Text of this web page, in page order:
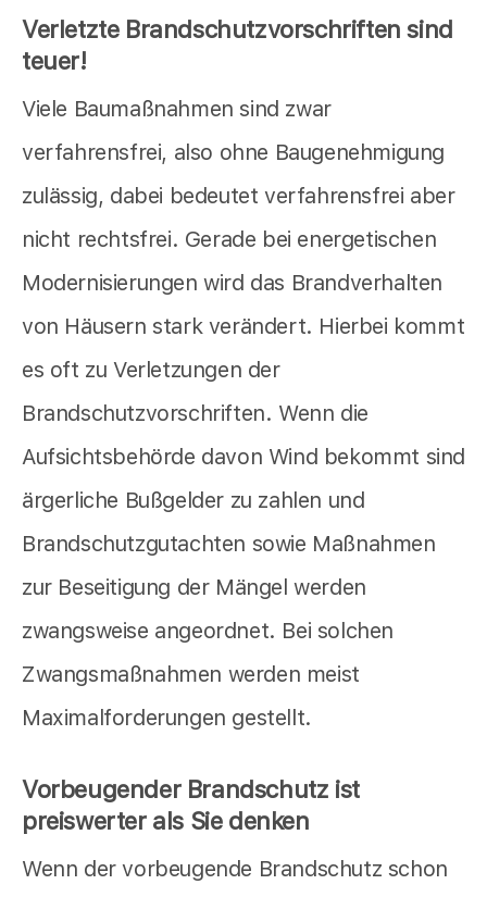
Verletzte Brandschutzvorschriften sind
teuer!
Viele Baumaßnahmen sind zwar
verfahrensfrei, also ohne Baugenehmigung
zulässig, dabei bedeutet verfahrensfrei aber
nicht rechtsfrei. Gerade bei energetischen
Modernisierungen wird das Brandverhalten
von Häusern stark verändert. Hierbei kommt
es oft zu Verletzungen der
Brandschutzvorschriften. Wenn die
Aufsichtsbehörde davon Wind bekommt sind
ärgerliche Bußgelder zu zahlen und
Brandschutzgutachten sowie Maßnahmen
zur Beseitigung der Mängel werden
zwangsweise angeordnet. Bei solchen
Zwangsmaßnahmen werden meist
Maximalforderungen gestellt.
Vorbeugender Brandschutz ist
preiswerter als Sie denken
Wenn der vorbeugende Brandschutz schon